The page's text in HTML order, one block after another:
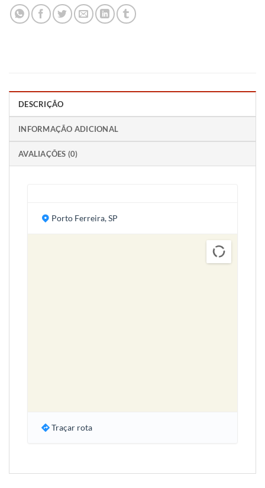
DESCRIÇÃO
INFORMAÇÃO ADICIONAL
AVALIAÇÕES (0)
Porto Ferreira, SP
Traçar rota